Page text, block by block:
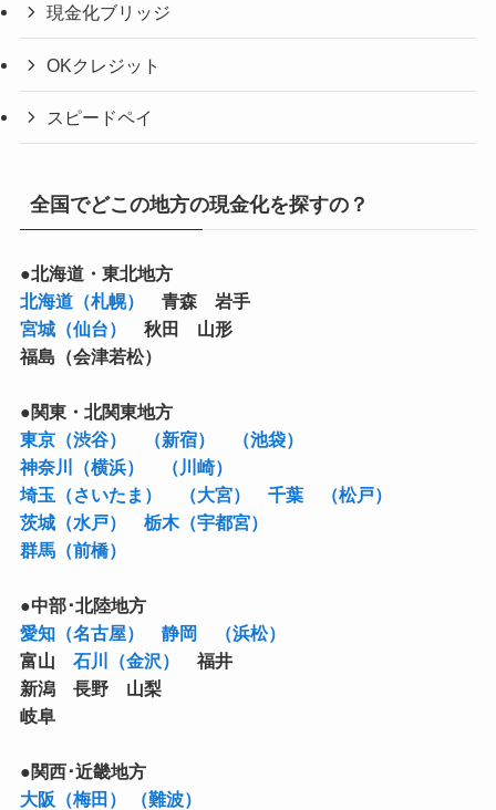
現金化ブリッジ
OKクレジット
スピードペイ
全国でどこの地方の現金化を探すの？
●北海道・東北地方
北海道（札幌）
青森 岩手
宮城（仙台）
秋田 山形
福島（会津若松）
●関東・北関東地方
東京（渋谷）
（新宿）
（池袋）
神奈川（横浜）
（川崎）
埼玉（さいたま）
（大宮） 千葉
（松戸）
茨城（水戸）
栃木（宇都宮）
群馬（前橋）
●中部･北陸地方
愛知（名古屋）
静岡
（浜松）
富山 石川（金沢）
福井
新潟 長野 山梨
岐阜
●関西･近畿地方
大阪（梅田）
（難波）